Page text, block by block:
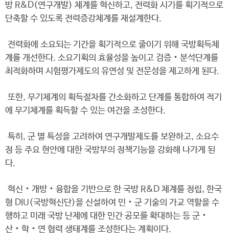
방 R&D(연구개발) 체계를 혁신하고, 전력화 시기를 획기적으로
단축할 수 있도록 전력증강체계를 재설계한다.
전력화에 소요되는 기간을 획기적으로 줄이기 위해 국방획득체
계를 개선한다. 소요기획의 효율성을 높이고 검증‧분석단계를
최적화하며 시험평가제도의 유연성 및 전문성을 제고하게 된다.
또한, 무기체계의 획득절차를 간소화하고 단계를 통합하여 적기
에 무기체계를 획득할 수 있는 여건을 조성한다.
특히, 군 별 특성을 고려하여 연구개발제도를 보완하고, 소요수
정 등 주요 현안에 대한 국방부의 정책기능을 강화해 나가게 된
다.
혁신‧개방‧융합을 기반으로 한 국방 R&D 체계를 정립, 한국
형 DIU(국방혁신단)을 신설하여 민‧군 기술의 가교 역할을 수
행하고 미래 국방 난제에 대한 민간 공모를 확대하는 등 군‧
산‧학‧연 협력 생태계를 조성한다는 계획이다.